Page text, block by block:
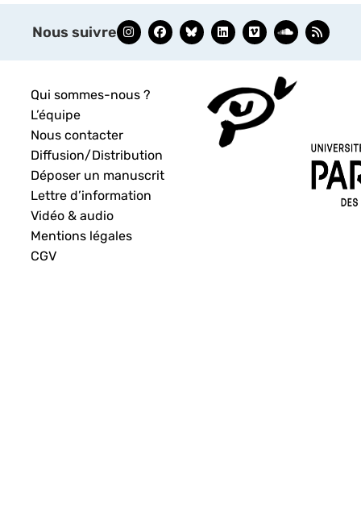
Nous suivre
Qui sommes-nous ?
L’équipe
Nous contacter
Diffusion/Distribution
Déposer un manuscrit
Lettre d’information
Vidéo & audio
Mentions légales
CGV